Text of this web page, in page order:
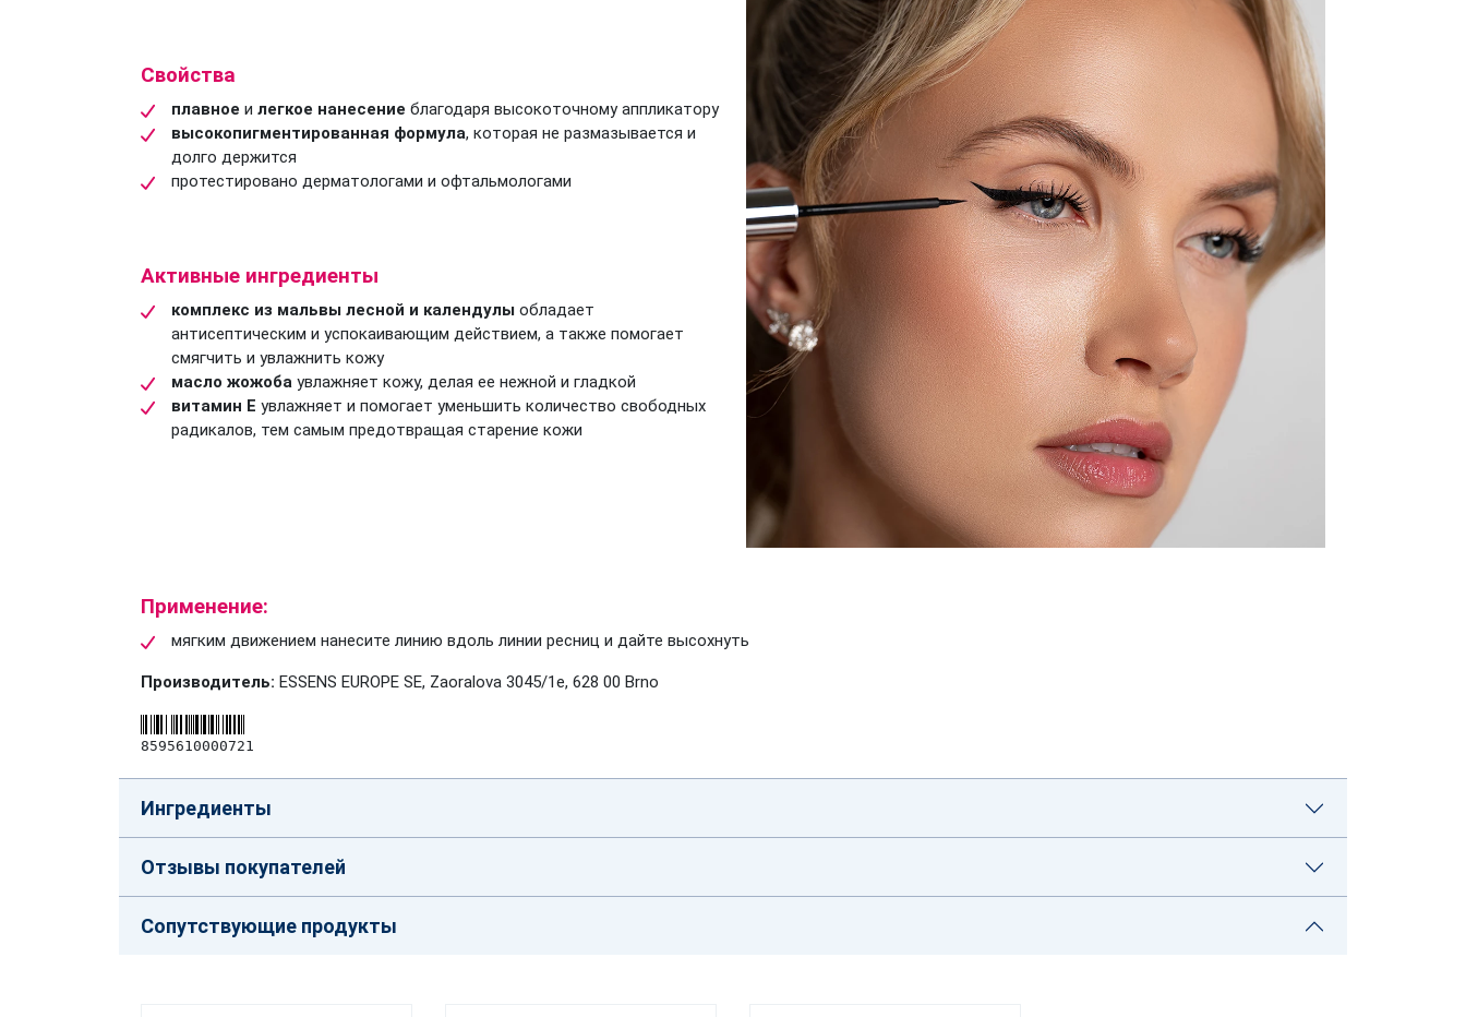
Свойства
плавное и легкое нанесение благодаря высокоточному аппликатору
высокопигментированная формула, которая не размазывается и
долго держится
протестировано дерматологами и офтальмологами
Активные ингредиенты
комплекс из мальвы лесной и календулы обладает
антисептическим и успокаивающим действием, а также помогает
смягчить и увлажнить кожу
масло жожоба увлажняет кожу, делая ее нежной и гладкой
витамин Е увлажняет и помогает уменьшить количество свободных
радикалов, тем самым предотвращая старение кожи
Применение:
мягким движением нанесите линию вдоль линии ресниц и дайте высохнуть
Производитель: ESSENS EUROPE SE, Zaoralova 3045/1e, 628 00 Brno
8595610000721
Ингредиенты
Отзывы покупателей
Сопутствующие продукты